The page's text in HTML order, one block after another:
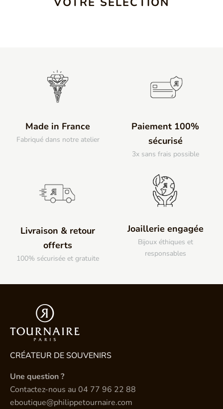
Made in France
Fabriqué dans notre atelier
Paiement 100%
sécurisé
3x sans frais possible
Livraison & retour
offerts
100% sécurisée et gratuite
Joaillerie engagée
Bijoux éthiques et
responsables
CRÉATEUR DE SOUVENIRS
Une question ?
Contactez-nous au 04 77 96 22 88
eboutique@philippetournaire.com